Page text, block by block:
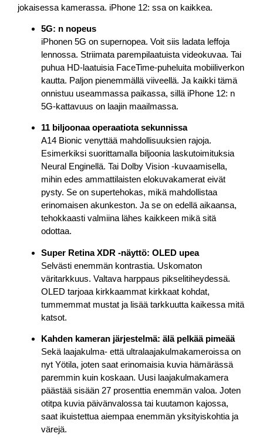
jokaisessa kamerassa. iPhone 12: ssa on kaikkea.
5G: n nopeus
iPhonen 5G on supernopea. Voit siis ladata leffoja
lennossa. Striimata parempilaatuista videokuvaa. Tai
puhua HD-laatuisia FaceTime-puheluita mobiiliverkon
kautta. Paljon pienemmällä viiveellä. Ja kaikki tämä
onnistuu useammassa paikassa, sillä iPhone 12: n
5G-kattavuus on laajin maailmassa.
11 biljoonaa operaatiota sekunnissa
A14 Bionic venyttää mahdollisuuksien rajoja.
Esimerkiksi suorittamalla biljoonia laskutoimituksia
Neural Enginellä. Tai Dolby Vision -kuvaamisella,
mihin edes ammattilaisten elokuvakamerat eivät
pysty. Se on supertehokas, mikä mahdollistaa
erinomaisen akunkeston. Ja se on edellä aikaansa,
tehokkaasti valmiina lähes kaikkeen mikä sitä
odottaa.
Super Retina XDR -näyttö: OLED upea
Selvästi enemmän kontrastia. Uskomaton
väritarkkuus. Valtava harppaus pikselitiheydessä.
OLED tarjoaa kirkkaammat kirkkaat kohdat,
tummemmat mustat ja lisää tarkkuutta kaikessa mitä
katsot.
Kahden kameran järjestelmä: älä pelkää pimeää
Sekä laajakulma- että ultralaajakulmakameroissa on
nyt Yötila, joten saat erinomaisia kuvia hämärässä
paremmin kuin koskaan. Uusi laajakulmakamera
päästää sisään 27 prosenttia enemmän valoa. Joten
otitpa kuvia päivänvalossa tai kuutamon kajossa,
saat ikuistettua aiempaa enemmän yksityiskohtia ja
värejä.